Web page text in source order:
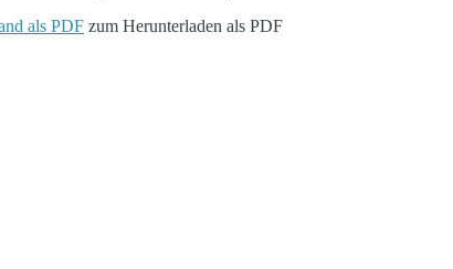
als PDF zum Herunterladen als PDF